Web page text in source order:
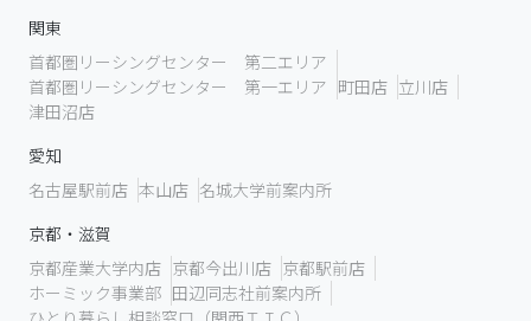
関東
首都圏リーシングセンター 第二エリア
首都圏リーシングセンター 第一エリア 町田店 立川店
津田沼店
愛知
名古屋駅前店 本山店 名城大学前案内所
京都・滋賀
京都産業大学内店 京都今出川店 京都駅前店
ホーミック事業部 田辺同志社前案内所